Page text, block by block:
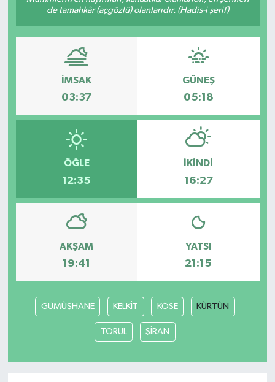
de tamahkâr (açgözlü) olanlarıdır. (Hadis-i şerif)
İMSAK
03:37
GÜNEŞ
05:18
ÖĞLE
12:35
İKINDI
16:27
AKŞAM
19:41
YATSI
21:15
GÜMÜŞHANE KELKİT KÖSE KÜRTÜN
TORUL ŞİRAN